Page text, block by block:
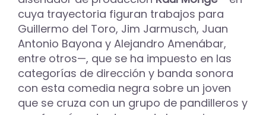
cuya trayectoria figuran trabajos para
Guillermo del Toro, Jim Jarmusch, Juan
Antonio Bayona y Alejandro Amenábar,
entre otros—, que se ha impuesto en las
categorías de dirección y banda sonora
con esta comedia negra sobre un joven
que se cruza con un grupo de pandilleros y